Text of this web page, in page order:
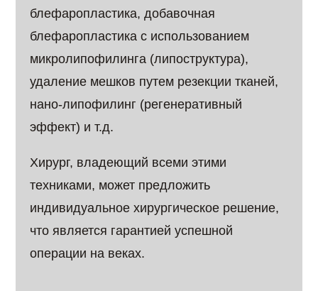
блефаропластика, добавочная
блефаропластика с использованием
микролипофилинга (липоструктура),
удаление мешков путем резекции тканей,
нано-липофилинг (регенеративный
эффект) и т.д.
Хирург, владеющий всеми этими
техниками, может предложить
индивидуальное хирургическое решение,
что является гарантией успешной
операции на веках.